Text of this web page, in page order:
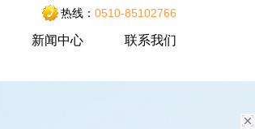
热线： 0510-85102766
新闻中心 联系我们